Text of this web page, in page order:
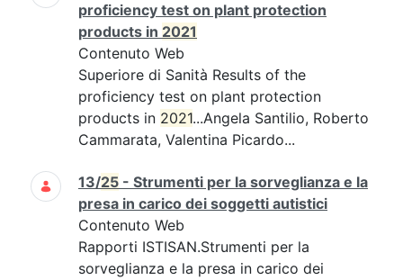
proficiency test on plant protection
products in 2021
Contenuto Web
Superiore di Sanità Results of the
proficiency test on plant protection
products in 2021...Angela Santilio, Roberto
Cammarata, Valentina Picardo...
13/25 - Strumenti per la sorveglianza e la
presa in carico dei soggetti autistici
Contenuto Web
Rapporti ISTISAN.Strumenti per la
sorveglianza e la presa in carico dei